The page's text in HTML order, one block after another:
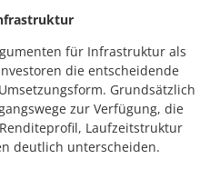
für Infrastruktur als
die entscheidende
Grundsätzlich
zur Verfügung, die
Laufzeitstruktur
deutlich unterscheiden.